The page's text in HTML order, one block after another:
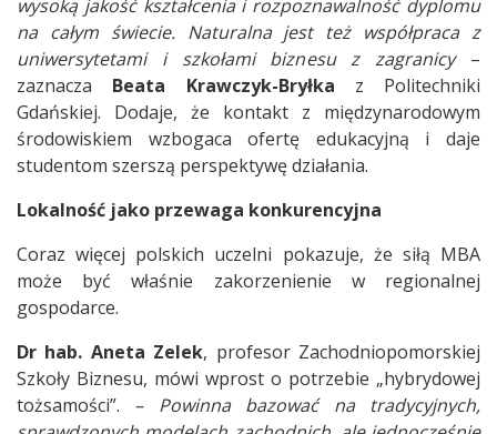
wysoką jakość kształcenia i rozpoznawalność dyplomu
na całym świecie. Naturalna jest też współpraca z
uniwersytetami i szkołami biznesu z zagranicy–
zaznacza Beata Krawczyk-Bryłka z Politechniki
Gdańskiej. Dodaje, że kontakt z międzynarodowym
środowiskiem wzbogaca ofertę edukacyjną i daje
studentom szerszą perspektywę działania.
Lokalność jako przewaga konkurencyjna
Coraz więcej polskich uczelni pokazuje, że siłą MBA
może być właśnie zakorzenienie w regionalnej
gospodarce.
Dr hab. Aneta Zelek, profesor Zachodniopomorskiej
Szkoły Biznesu, mówi wprost o potrzebie „hybrydowej
tożsamości”. – Powinna bazować na tradycyjnych,